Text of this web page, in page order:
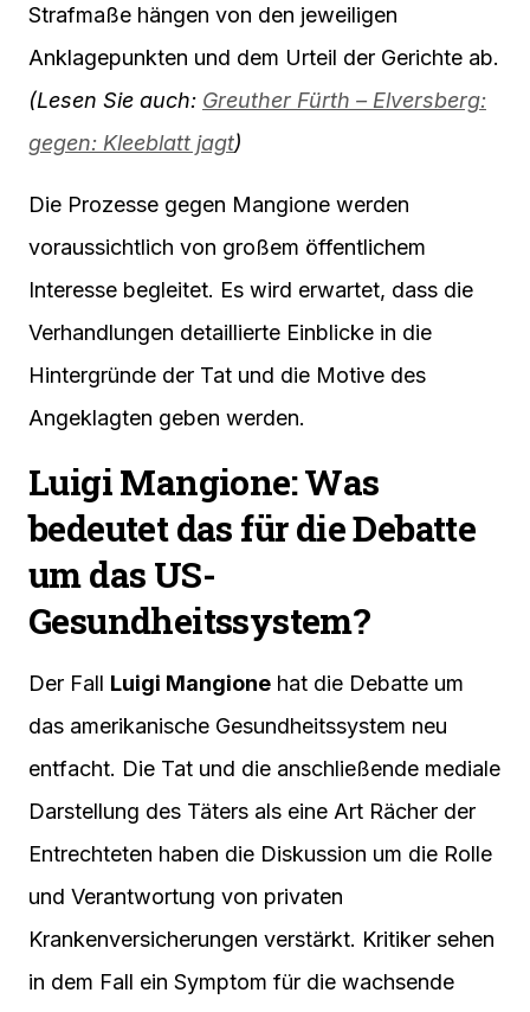
Strafmaße hängen von den jeweiligen
Anklagepunkten und dem Urteil der Gerichte ab.
(Lesen Sie auch: Greuther Fürth – Elversberg:
gegen: Kleeblatt jagt)
Die Prozesse gegen Mangione werden
voraussichtlich von großem öffentlichem
Interesse begleitet. Es wird erwartet, dass die
Verhandlungen detaillierte Einblicke in die
Hintergründe der Tat und die Motive des
Angeklagten geben werden.
Luigi Mangione: Was
bedeutet das für die Debatte
um das US-
Gesundheitssystem?
Der Fall Luigi Mangione hat die Debatte um
das amerikanische Gesundheitssystem neu
entfacht. Die Tat und die anschließende mediale
Darstellung des Täters als eine Art Rächer der
Entrechteten haben die Diskussion um die Rolle
und Verantwortung von privaten
Krankenversicherungen verstärkt. Kritiker sehen
in dem Fall ein Symptom für die wachsende